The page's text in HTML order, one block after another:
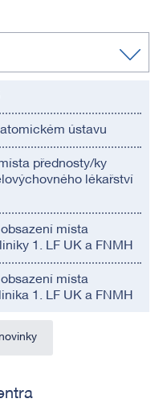
ústavu
přednosty/ky
lékařství
místa
1. LF UK a FNMH
místa
1. LF UK a FNMH